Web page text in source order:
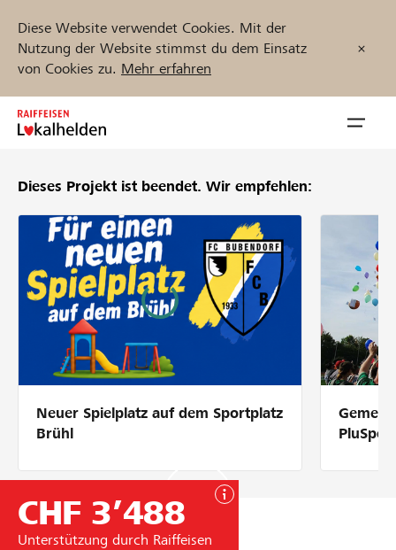
Diese Website verwendet Cookies. Mit der
Nutzung der Website stimmst du dem Einsatz
von Cookies zu. Mehr erfahren
Zum
Inhalt
Unterstützen
Hilfe & Support
Partner / Raiffeisenbank
Anmelden
Projekte und Organisationen finden
Dieses Projekt ist beendet. Wir empfehlen:
Neuer Spielplatz auf dem Sportplatz
Brühl
CHF 3’488
Unterstützung durch Raiffeisen